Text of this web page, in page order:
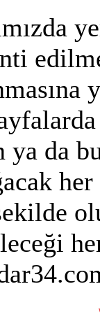
da